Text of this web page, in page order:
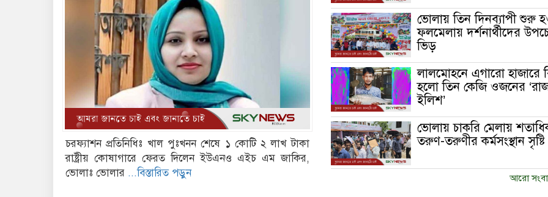
চরফ্যাশন প্রতিনিধিঃ খাল পুঃখনন শেষে ১ কোটি ২ লাখ টাকা
রাষ্ট্রীয় কোষাগারে ফেরত দিলেন ইউএনও এইচ এম জাকির,
ভোলাঃ ভোলার ...বিস্তারিত পড়ুন
ভোলায় তিন দিনব্যাপী শুরু
ফলমেলায় দর্শনার্থীদের
ভিড়
লালমোহনে এগারো হাজারে
হলো তিন কেজি ওজনের
ইলিশ’
ভোলায় চাকরি মেলায়
তরুণ-তরুণীর কর্মসংস্থান সৃষ্টি
আরো